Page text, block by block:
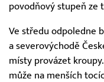
povodňový stupeň ze
Ve středu odpoledne
a severovýchodě
místy provázet
může na menších